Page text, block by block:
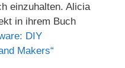
einzuhalten. Alicia
in ihrem Buch
DIY
Makers“